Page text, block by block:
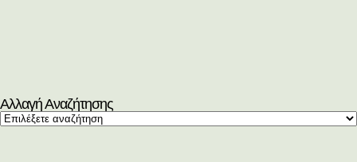
Αλλαγή Αναζήτησης